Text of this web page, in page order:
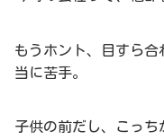
もうホント、目すら
当に苦手。
子供の前だし、こっ